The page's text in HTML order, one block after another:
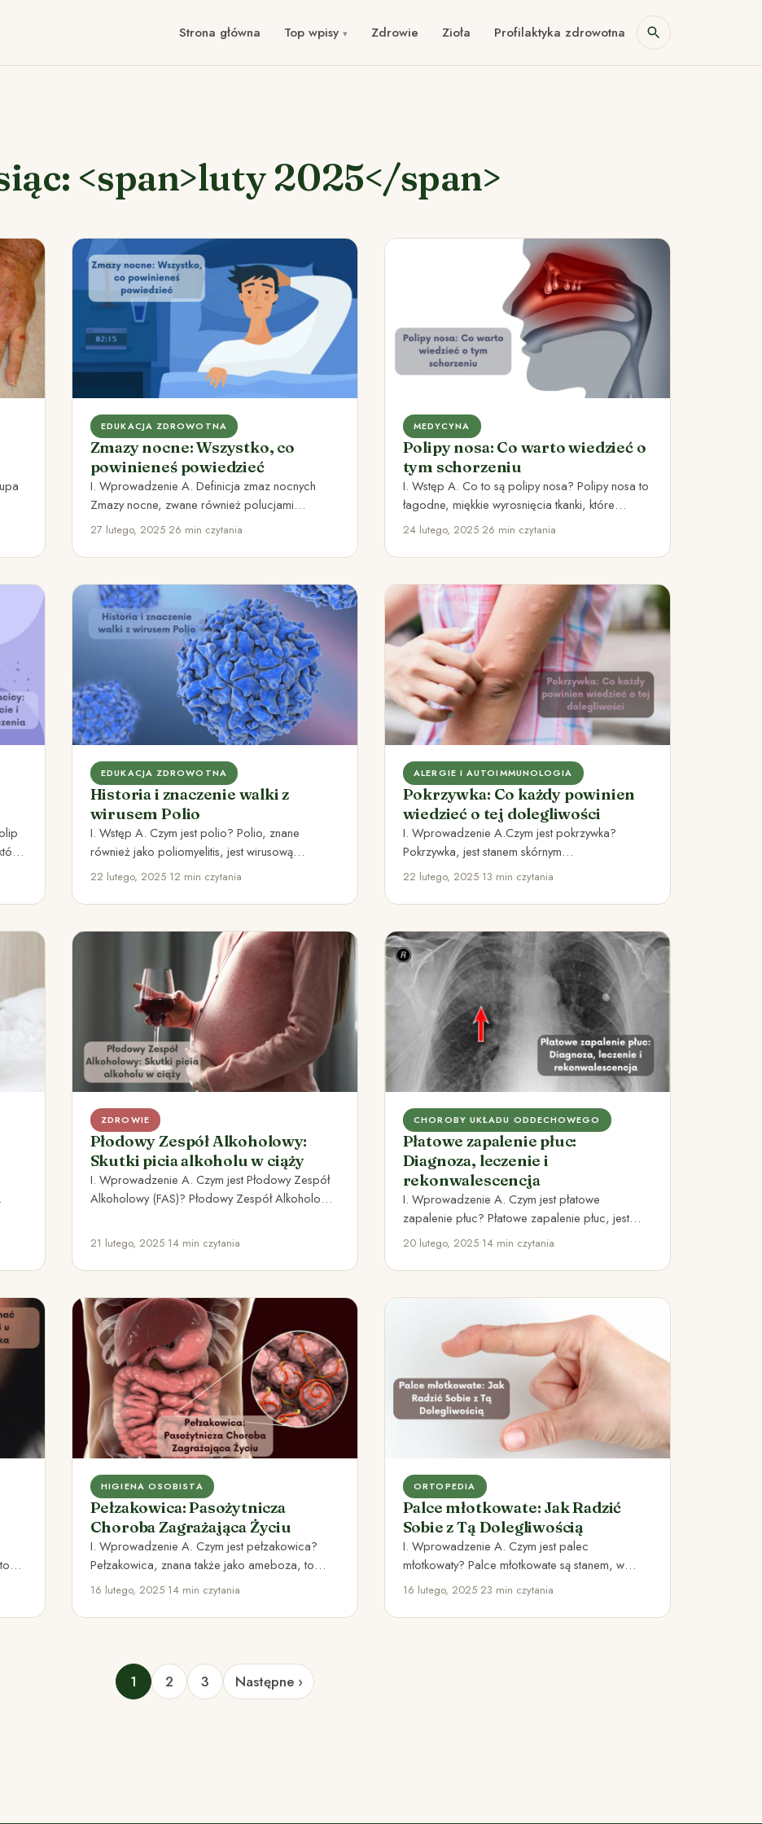
Strona główna Top wpisy Zdrowie Zioła Profilaktyka zdrowotna
<span>luty 2025</span>
EDUKACJA ZDROWOTNA
Zmazy nocne: Wszystko, co
powinieneś powiedzieć
I. Wprowadzenie A. Definicja zmaz nocnych
Zmazy nocne, zwane również polucjami
sennymi, to zjawisko występujące u mężczyzn i…
27 lutego, 2025•26 min czytania
MEDYCYNA
Polipy nosa: Co warto wiedzieć o
tym schorzeniu
I. Wstęp A. Co to są polipy nosa? Polipy nosa to
łagodne, miękkie wyrosnięcia tkanki, które
pojawiają się…
24 lutego, 2025•26 min czytania
EDUKACJA ZDROWOTNA
Historia i znaczenie walki z
wirusem Polio
I. Wstęp A. Czym jest polio? Polio, znane
również jako poliomyelitis, jest wirusową
chorobą zakaźną, która atakuje układ…
22 lutego, 2025•12 min czytania
ALERGIE I AUTOIMMUNOLOGIA
Pokrzywka: Co każdy powinien
wiedzieć o tej dolegliwości
I. Wprowadzenie A.Czym jest pokrzywka?
Pokrzywka, jest stanem skórnym
charakteryzującym się występowaniem
…
22 lutego, 2025•13 min czytania
ZDROWIE
Płodowy Zespół Alkoholowy:
Skutki picia alkoholu w ciąży
I. Wprowadzenie A. Czym jest Płodowy Zespół
Alkoholowy (FAS)? Płodowy Zespół Alkoholowy
21 lutego, 2025•14 min czytania
CHOROBY UKŁADU ODDECHOWEGO
Płatowe zapalenie płuc:
Diagnoza, leczenie i
rekonwalescencja
I. Wprowadzenie A. Czym jest płatowe
zapalenie płuc? Płatowe zapalenie płuc, jest
chorobą zakaźną dróg oddechowych, która
20 lutego, 2025•14 min czytania
HIGIENA OSOBISTA
Pełzakowica: Pasożytnicza
Choroba Zagrażająca Życiu
I. Wprowadzenie A. Czym jest pełzakowica?
Pełzakowica, znana także jako ameboza, to
pasożytnicza choroba inwazyjna przewodu
pokarmowego wywoływana…
16 lutego, 2025•14 min czytania
ORTOPEDIA
Palce młotkowate: Jak Radzić
Sobie z Tą Dolegliwością
I. Wprowadzenie A. Czym jest palec
młotkowaty? Palce młotkowate są stanem, w
którym staw kończyny, najczęściej staw palca,…
16 lutego, 2025•23 min czytania
1 2 3 Następne ›